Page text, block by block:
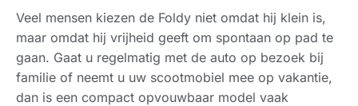
Veel mensen kiezen de Foldy niet omdat hij klein is,
maar omdat hij vrijheid geeft om spontaan op pad te
gaan. Gaat u regelmatig met de auto op bezoek bij
familie of neemt u uw scootmobiel mee op vakantie,
dan is een compact opvouwbaar model vaak